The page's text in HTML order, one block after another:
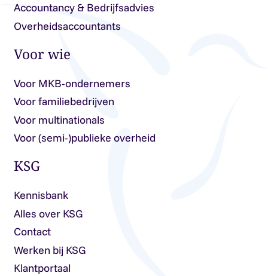
Accountancy & Bedrijfsadvies
Overheidsaccountants
Voor wie
Voor MKB-ondernemers
Voor familiebedrijven
Voor multinationals
Voor (semi-)publieke overheid
KSG
Kennisbank
Alles over KSG
Contact
Werken bij KSG
Klantportaal